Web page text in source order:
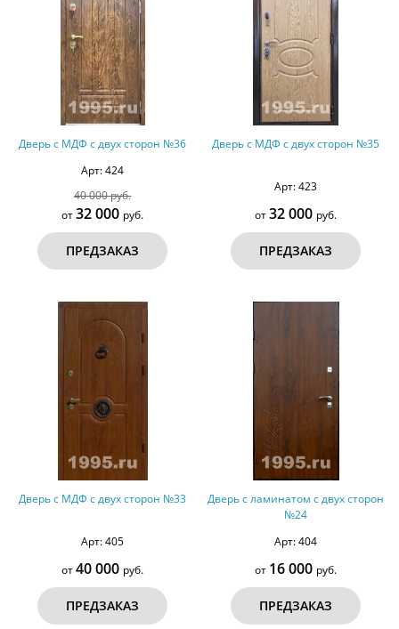
Дверь с МДФ с двух сторон №36
Арт: 424
40 000 руб.
от32 000 руб.
ПРЕДЗАКАЗ
Дверь с МДФ с двух сторон №35
Арт: 423
от32 000 руб.
ПРЕДЗАКАЗ
Дверь с МДФ с двух сторон №33
Арт: 405
от40 000 руб.
ПРЕДЗАКАЗ
Дверь с ламинатом с двух сторон
№24
Арт: 404
от 16 000 руб.
ПРЕДЗАКАЗ